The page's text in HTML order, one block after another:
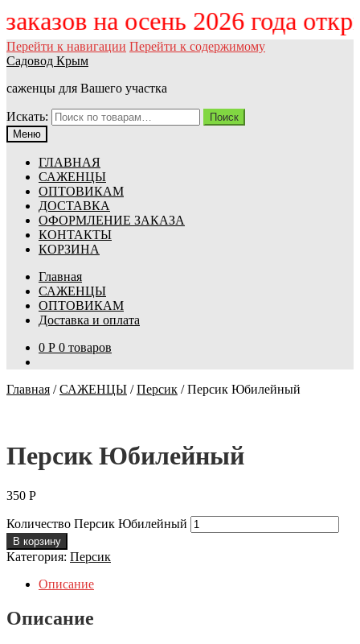
заказов на осень 2026 года
Перейти к навигации Перейти к содержимому
Садовод Крым
саженцы для Вашего участка
Искать:
Поиск
Меню
ГЛАВНАЯ
САЖЕНЦЫ
ОПТОВИКАМ
ДОСТАВКА
ОФОРМЛЕНИЕ ЗАКАЗА
КОНТАКТЫ
КОРЗИНА
Главная
САЖЕНЦЫ
ОПТОВИКАМ
Доставка и оплата
0 Р 0 товаров
Главная /САЖЕНЦЫ /Персик /Персик Юбилейный
Персик Юбилейный
350 Р
Количество Персик Юбилейный
В корзину
Категория: Персик
Описание
Описание